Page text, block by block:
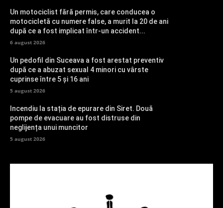
Un motociclist fără permis, care conducea o
motocicletă cu numere false, a murit la 20 de ani
după ce a fost implicat într-un accident...
6 august 2026
Un pedofil din Suceava a fost arestat preventiv
după ce a abuzat sexual 4 minori cu vârste
cuprinse între 5 și 16 ani
5 august 2026
Incendiu la stația de epurare din Siret. Două
pompe de evacuare au fost distruse din
neglijența unui muncitor
5 august 2026